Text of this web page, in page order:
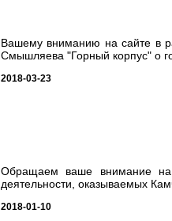
Вашему вниманию на сайте в
Смышляева "Горный корпус" о
2018-03-23
Обращаем ваше внимание на
деятельности, оказываемых
2018-01-10